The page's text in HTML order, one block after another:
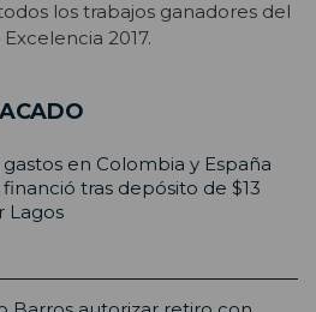
los trabajos ganadores del
2017.
en Colombia y España
tras depósito de $13
Lagos